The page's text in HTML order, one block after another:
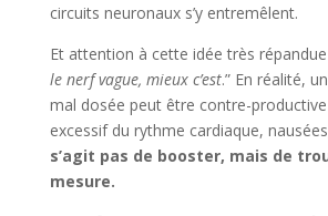
circuits neuronaux s’y entremêlent.
Et attention à cette idée très répandue
le nerf vague, mieux c’est.” En réalité,
mal dosée peut être contre-
excessif du rythme cardiaque,
s’agit pas de booster, mais de
mesure.